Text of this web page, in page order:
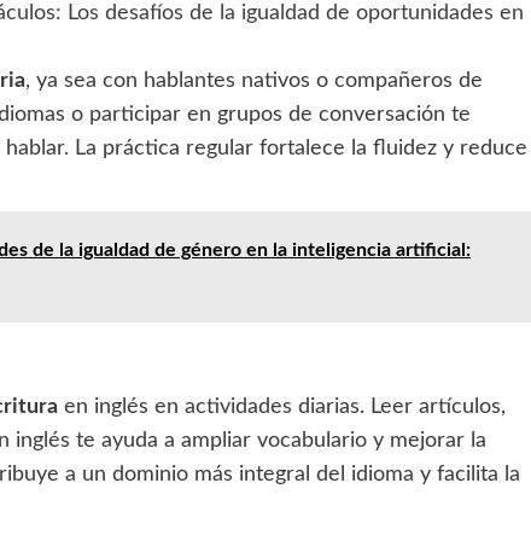
Los desafíos de la igualdad de oportunidades en
, ya sea con hablantes nativos o compañeros de
o participar en grupos de conversación te
La práctica regular fortalece la fluidez y reduce
de la igualdad de género en la inteligencia artificial:
en inglés en actividades diarias. Leer artículos,
inglés te ayuda a ampliar vocabulario y mejorar la
a un dominio más integral del idioma y facilita la